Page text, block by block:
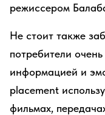
режиссером
Не стоит также
потребители
информацией и
placement
фильмах,